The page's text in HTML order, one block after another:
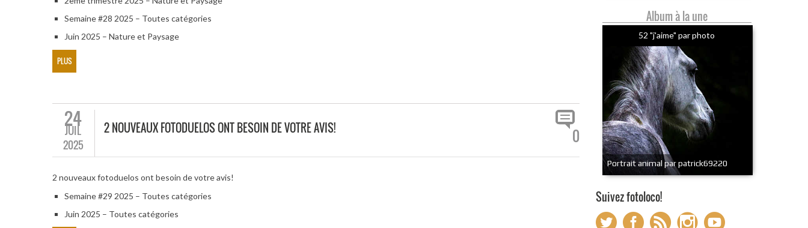
Semaine #28 2025 – Toutes catégories
Juin 2025 – Nature et Paysage
PLUS
24
JUIL
2025
2 NOUVEAUX FOTODUELOS ONT BESOIN DE VOTRE AVIS! 0
2 nouveaux fotoduelos ont besoin de votre avis!
Semaine #29 2025 – Toutes catégories
Juin 2025 – Toutes catégories
Album à la une
52 "j'aime" par photo
Portrait animal par patrick69220
Suivez fotoloco!